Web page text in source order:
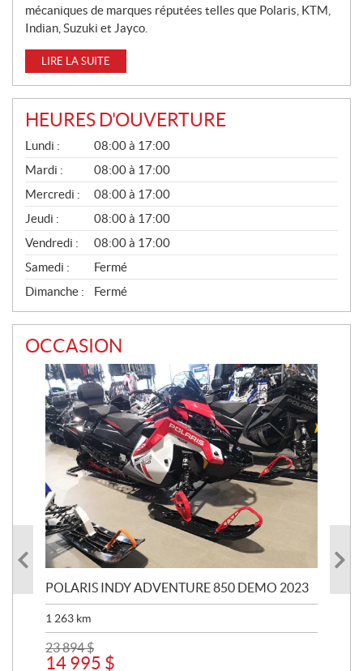
mécaniques de marques réputées telles que Polaris, KTM,
Indian, Suzuki et Jayco.
LIRE LA SUITE
HEURES D'OUVERTURE
G
É
N
É
R
A
L
Lundi :
08:00 à 17:00
Mardi :
08:00 à 17:00
Mercredi :
08:00 à 17:00
Jeudi :
08:00 à 17:00
Vendredi :
08:00 à 17:00
Samedi :
Fermé
Dimanche :
Fermé
OCCASION
POLARIS INDY ADVENTURE 850 DEMO 2023
1 263 km
23 894$
14 995 $